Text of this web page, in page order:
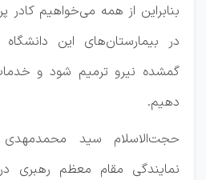
بنابراین از همه می‌خواهیم کادر
در بیمارستان‌های این
گمشده نیرو ترمیم شود و
دهیم.
حجت‌الاسلام سید
نمایندگی مقام معظم رهبری